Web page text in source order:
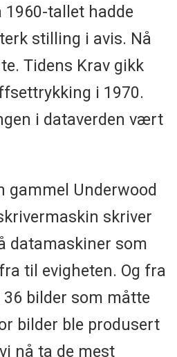
1960-tallet hadde
stilling i avis. Nå
Tidens Krav gikk
i 1970.
i dataverden vært
gammel Underwood
skriver
datamaskiner som
til evigheten. Og fra
bilder som måtte
bilder ble produsert
nå ta de mest